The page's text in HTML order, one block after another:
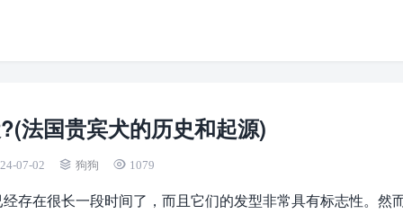
法国贵宾犬的历史和起源)
07-02 狗狗 1079
存在很长一段时间了，而且它们的发型非常具有标志性。然